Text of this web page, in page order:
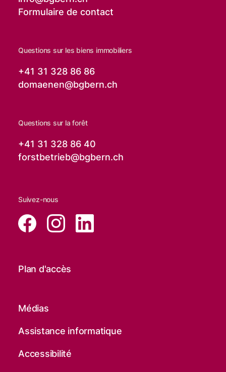
Formulaire de contact
Questions sur les biens immobiliers
+41 31 328 86 86
domaenen@bgbern.ch
Questions sur la forêt
+41 31 328 86 40
forstbetrieb@bgbern.ch
Suivez-nous
Plan d'accès
Médias
Assistance informatique
Accessibilité